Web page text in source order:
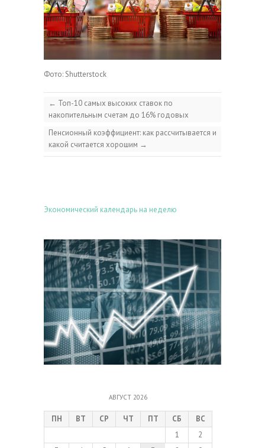
Фото: Shutterstock
← Топ-10 самых высоких ставок по
накопительным счетам до 16% годовых
Пенсионный коэффициент: как рассчитывается и
какой считается хорошим →
Экономический календарь на неделю
АВГУСТ 2026
ПН ВТ СР ЧТ ПТ СБ
ВС
1
2